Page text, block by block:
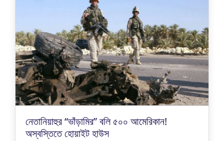
নেতানিয়াহুর “ভাঁড়ামির” বলি ৫০০ আমেরিকান!
অস্বস্তিতে হোয়াইট হাউস